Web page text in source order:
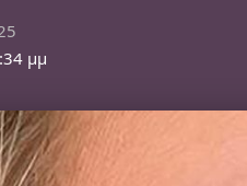
μμ